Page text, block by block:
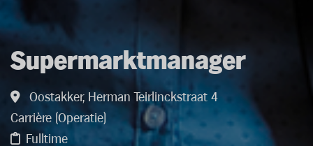
Supermarktmanager
Oostakker, Herman Teirlinckstraat 4
Carrière (Operatie)
Fulltime